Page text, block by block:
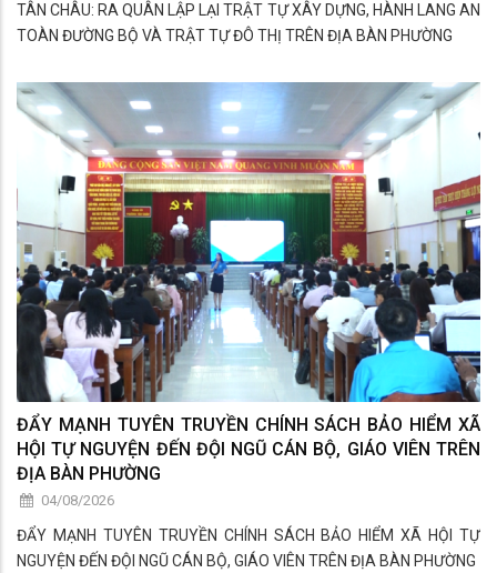
TÂN CHÂU: RA QUÂN LẬP LẠI TRẬT TỰ XÂY DỰNG, HÀNH LANG AN
TOÀN ĐƯỜNG BỘ VÀ TRẬT TỰ ĐÔ THỊ TRÊN ĐỊA BÀN PHƯỜNG
ĐẨY MẠNH TUYÊN TRUYỀN CHÍNH SÁCH BẢO HIỂM XÃ
HỘI TỰ NGUYỆN ĐẾN ĐỘI NGŨ CÁN BỘ, GIÁO VIÊN TRÊN
ĐỊA BÀN PHƯỜNG
04/08/2026
ĐẨY MẠNH TUYÊN TRUYỀN CHÍNH SÁCH BẢO HIỂM XÃ HỘI TỰ
NGUYỆN ĐẾN ĐỘI NGŨ CÁN BỘ, GIÁO VIÊN TRÊN ĐỊA BÀN PHƯỜNG